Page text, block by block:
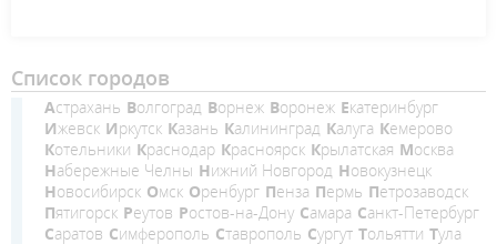
Список городов
Астрахань Волгоград Ворнеж Воронеж
Екатеринбург
Ижевск
Иркутск Казань Калининград Калуга
Кемерово
Котельники
Краснодар Красноярск Крылатская
Москва
Набережные Челны
Нижний Новгород
Новокузнецк
Новосибирск
Омск Оренбург Пенза Пермь
Петрозаводск
Пятигорск
Реутов Ростов-на-Дону Самара
Санкт-Петербург
Саратов
Симферополь Ставрополь Сургут Тольятти
Тула